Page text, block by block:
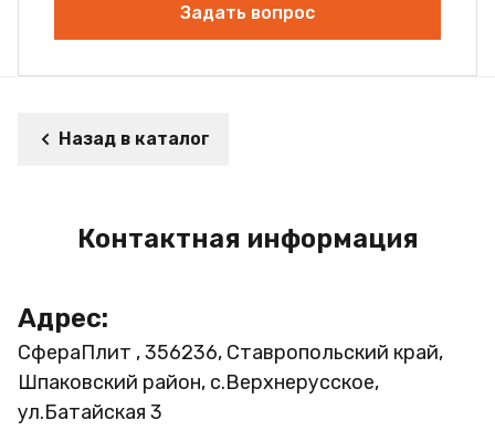
Задать вопрос
Назад в каталог
Контактная информация
Адрес:
СфераПлит , 356236, Ставропольский край,
Шпаковский район, с.Верхнерусское,
ул.Батайская 3